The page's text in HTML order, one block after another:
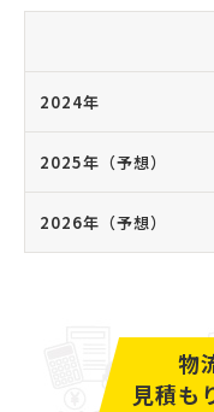
2024年
2025年（予想）
2026年（予想）
物
見積も